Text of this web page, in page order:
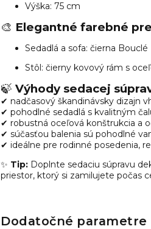
Výška: 75 cm
🎨 Elegantné farebné
Sedadlá a sofa: čierna Bouclé
Stôl: čierny kovový rám s
🍃 Výhody sedacej
✔ nadčasový škandinávsky dizajn
✔ pohodlné sedadlá s kvalitným
✔ robustná oceľová konštrukcia a
✔ súčasťou balenia sú pohodlné
✔ ideálne pre rodinné posedenia,
✨ Tip: Doplnte sedaciu súpravu
priestor, ktorý si zamilujete počas
Dodatočné parametre